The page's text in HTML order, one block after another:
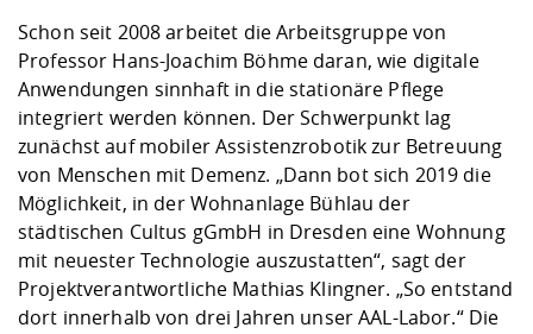
Schon seit 2008 arbeitet die Arbeitsgruppe von
Professor Hans-Joachim Böhme daran, wie digitale
Anwendungen sinnhaft in die stationäre Pflege
integriert werden können. Der Schwerpunkt lag
zunächst auf mobiler Assistenzrobotik zur Betreuung
von Menschen mit Demenz. „Dann bot sich 2019 die
Möglichkeit, in der Wohnanlage Bühlau der
städtischen Cultus gGmbH in Dresden eine Wohnung
mit neuester Technologie auszustatten“, sagt der
Projektverantwortliche Mathias Klingner. „So entstand
dort innerhalb von drei Jahren unser AAL-Labor.“ Die